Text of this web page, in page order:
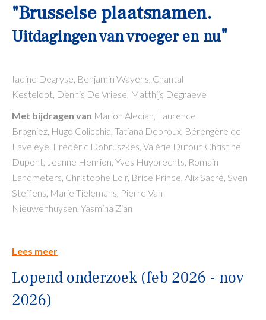
"Brusselse plaatsnamen.
Uitdagingen van vroeger en nu"
Iadine Degryse, Benjamin Wayens, Chantal
Kesteloot, Dennis De Vriese, Matthijs Degraeve
Met bijdragen van Marion Alecian, Laurence
Brogniez, Hugo Colicchia, Tatiana Debroux, Bérengère de
Laveleye, Frédéric Dobruszkes, Valérie Dufour, Christine
Dupont, Jeanne Henrion, Yves Huybrechts, Romain
Landmeters, Christophe Loir, Brice Prince, Alix Sacré, Sven
Steffens, Marie Tielemans, Pierre Van
Nieuwenhuysen, Yasmina Zian
Lees meer
Lopend onderzoek (feb 2026 - nov
2026)